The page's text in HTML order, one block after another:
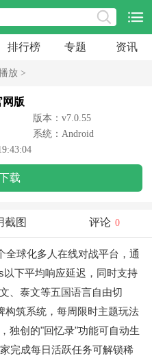
排行榜 专题 资讯
放 >
网版
版本：v7.0.55
系统：Android
载
截图 评论 0
全球化多人在线对战平台，通
下平均响应延迟，同时支持
、泰文等五国语言自由切
构筑系统，每周限时主题玩法
独创的"回忆录"功能可自动生
完成每日活跃任务可解锁稀